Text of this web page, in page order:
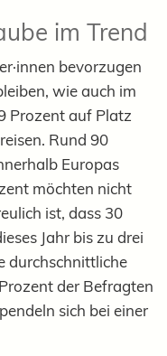
im Trend
bevorzugen
wie auch im
Prozent auf Platz
Rund 90
Europas
möchten nicht
ist, dass 30
Jahr bis zu drei
durchschnittliche
der Befragten
sich bei einer